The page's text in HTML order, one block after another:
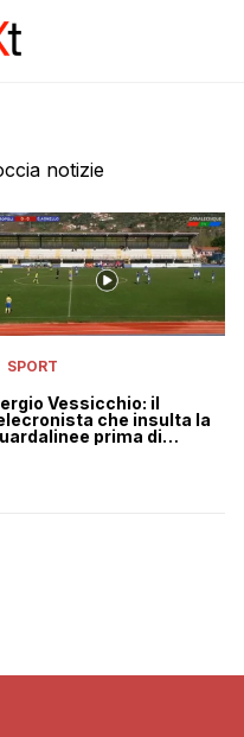
notizie
SPORT
Vessicchio: il
che insulta la
prima di